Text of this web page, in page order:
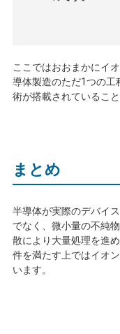
ここではおおまかにイ
導体製造のただ1つの工
術が搭載されているこ
まとめ
半導体が実際のデバイ
でなく、微小量の不純
散により大量処理を進
件を満たす上ではイオ
います。